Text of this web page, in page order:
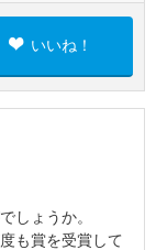
いいね！
しょうか。
も賞を受賞して